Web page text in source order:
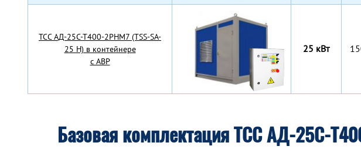
TCC АД-25С-Т400-2РНМ7 (TSS-SA-
25 H) в контейнере
с АВР
25 кВт
Базовая комплектация ТСС АД-25С-